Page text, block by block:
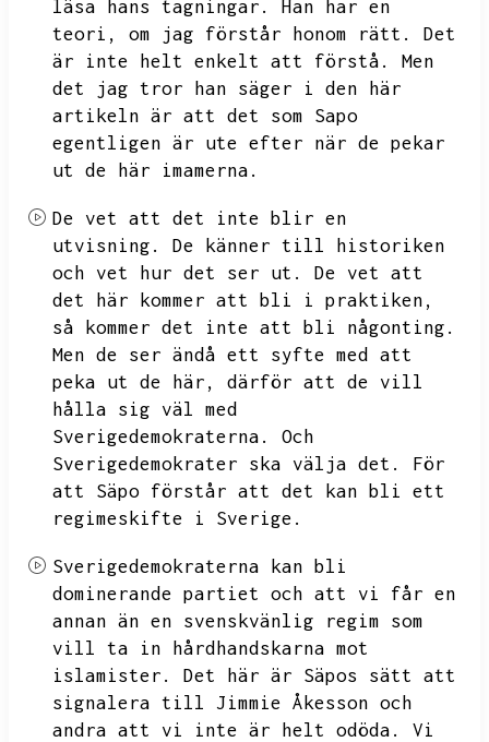
läsa hans tagningar.
Han har en
teori,
om jag förstår honom rätt.
Det
är inte helt enkelt att förstå.
Men
det jag tror han säger i den här
artikeln är att det som Sapo
egentligen är ute efter när de pekar
ut de här imamerna.
De vet att det inte blir en
utvisning.
De känner till historiken
och vet hur det ser ut.
De vet att
det här kommer att bli i praktiken,
så kommer det inte att bli någonting.
Men de ser ändå ett syfte med att
peka ut de här,
därför att de vill
hålla sig väl med
Sverigedemokraterna.
Och
Sverigedemokrater ska välja det.
För
att Säpo förstår att det kan bli ett
regimeskifte i Sverige.
Sverigedemokraterna kan bli
dominerande partiet och att vi får en
annan än en svenskvänlig regim som
vill ta in hårdhandskarna mot
islamister.
Det här är Säpos sätt att
signalera till Jimmie Åkesson och
andra att vi inte är helt odöda.
Vi